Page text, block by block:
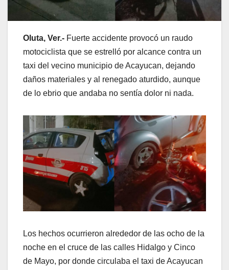
Oluta, Ver.- Fuerte accidente provocó un raudo
motociclista que se estrelló por alcance contra un
taxi del vecino municipio de Acayucan, dejando
daños materiales y al renegado aturdido, aunque
de lo ebrio que andaba no sentía dolor ni nada.
Los hechos ocurrieron alrededor de las ocho de la
noche en el cruce de las calles Hidalgo y Cinco
de Mayo, por donde circulaba el taxi de Acayucan